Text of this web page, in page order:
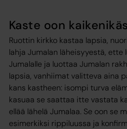
Kaste oon
Ruottin kirkko kastaa lapsia,
lahja Jumalan läheisyyestä,
Jumalalle ja luottaa Jumalan
lapsia, vanhiimat valitteva aina
kans kastheen: isompi turva
kasuaa se saattaa itte vastata
ellää lähelä Jumalaa. Se oon se
esimerkiksi rippiluussa ja